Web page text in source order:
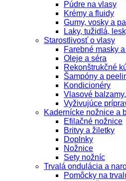
Púdre na vlasy
Krémy a fluidy
Gumy, vosky a
Laky, tužidlá,
Starostlivosť o vlasy
Farebné masky
Oleje a séra
Rekonštrukčné
Šampóny a
Kondicionéry
Vlasové
Vyživujúce
Kadernícke nožnice a
Efilačné nožnice
Britvy a žiletky
Doplnky
Nožnice
Sety nožníc
Trvalá ondulácia a
Pomôcky na